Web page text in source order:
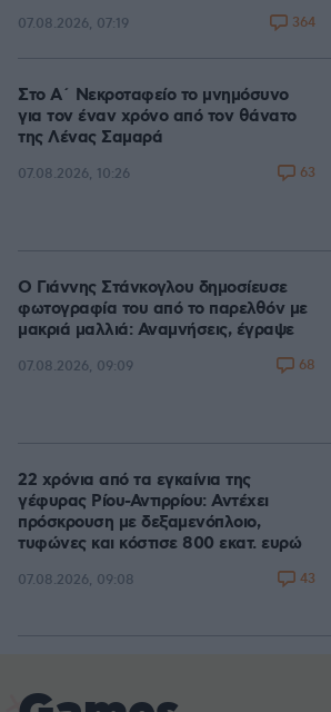
07.08.2026, 07:19 364
Στο Α΄ Νεκροταφείο το μνημόσυνο
για τον έναν χρόνο από τον θάνατο
της Λένας Σαμαρά
07.08.2026, 10:26 63
Ο Γιάννης Στάνκογλου δημοσίευσε
φωτογραφία του από το παρελθόν με
μακριά μαλλιά: Αναμνήσεις, έγραψε
07.08.2026, 09:09 68
22 χρόνια από τα εγκαίνια της
γέφυρας Ρίου-Αντιρρίου: Αντέχει
πρόσκρουση με δεξαμενόπλοιο,
τυφώνες και κόστισε 800 εκατ. ευρώ
07.08.2026, 09:08 43